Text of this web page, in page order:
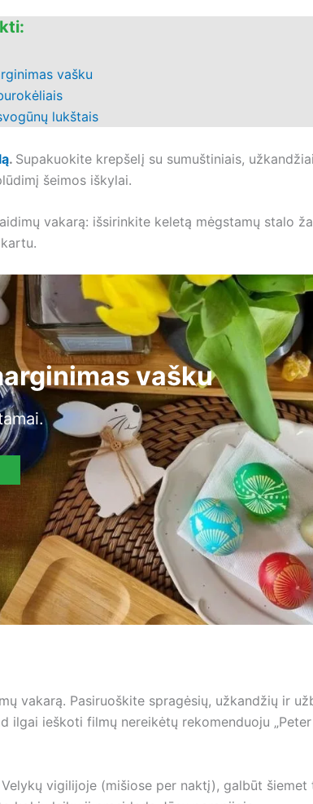
vašku
lukštais
. Supakuokite krepšelį su sumuštiniais,
šeimos iškylai.
vakarą: išsirinkite keletą mėgstamų stalo
vašku
vakarą. Pasiruoškite spragėsių, užkandžių ir
ilgai ieškoti filmų nereikėtų rekomenduoju „Peter
vigilijoje (mišiose per naktį), galbūt šiemet